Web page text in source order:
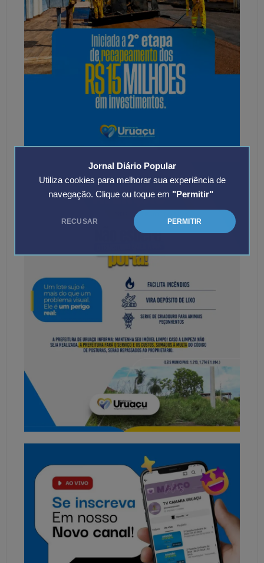
Jornal Diário Popular
Utiliza cookies para melhorar sua experiência de
navegação. Clique ou toque em "Permitir"
RECUSAR PERMITIR